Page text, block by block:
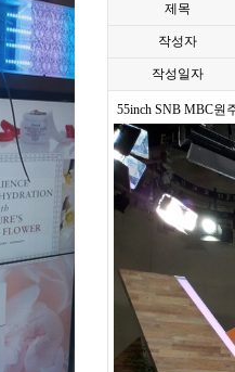
제목
작성자
작성일자
55inch SNB MBC원